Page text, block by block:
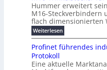
u
n
d
w
e
n
g
r
g
i
e
l
s
s
t
s
c
h
a
E
u
r
o
e
f
ü
r
e
ff
i
z
i
n
t
u
m
v
o
n
ü
b
r
r
n
T
w
i
h
u
Hummer erweitert
M16-Steckverbindern
flach dimensionierten
Weiterlesen:
M
1
6
W
Profinet führendes
Protokoll
Eine aktuelle